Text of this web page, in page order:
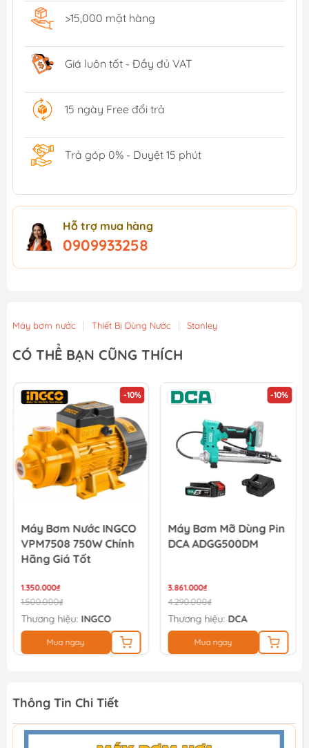
>15,000 mặt hàng
Giá luôn tốt - Đầy đủ VAT
15 ngày Free đổi trả
Trả góp 0% - Duyệt 15 phút
Hỗ trợ mua hàng
0909933258
Máy bơm nước | Thiết Bị Dùng Nước | Stanley
CÓ THỂ BẠN CŨNG THÍCH
-10%
Máy Bơm Nước INGCO
VPM7508 750W Chính
Hãng Giá Tốt
1.350.000₫
1.500.000₫
Thương hiệu: INGCO
Mua ngay
-10%
Máy Bơm Mỡ Dùng Pin
DCA ADGG500DM
3.861.000₫
4.290.000₫
Thương hiệu: DCA
Mua ngay
Thông Tin Chi Tiết